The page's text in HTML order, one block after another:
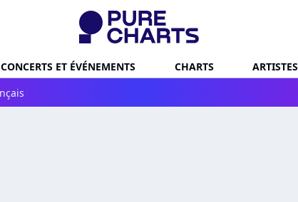
CONCERTS ET ÉVÉNEMENTS CHARTS ARTISTES